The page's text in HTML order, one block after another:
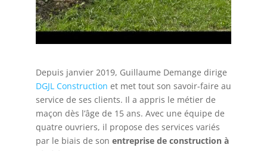
Depuis janvier 2019, Guillaume Demange dirige
DGJL Construction et met tout son savoir-faire au
service de ses clients. Il a appris le métier de
maçon dès l’âge de 15 ans. Avec une équipe de
quatre ouvriers, il propose des services variés
par le biais de son entreprise de construction à